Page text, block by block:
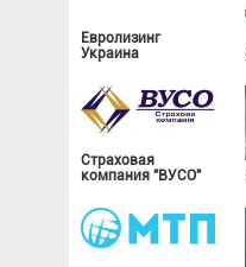
Евролизинг
Украина
Страховая
компания "ВУСО"